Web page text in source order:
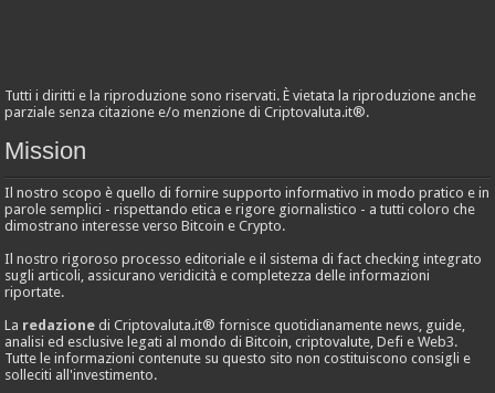
Tutti i diritti e la riproduzione sono riservati. È vietata la riproduzione anche
parziale senza citazione e/o menzione di Criptovaluta.it®.
Mission
Il nostro scopo è quello di fornire supporto informativo in modo pratico e in
parole semplici - rispettando etica e rigore giornalistico - a tutti coloro che
dimostrano interesse verso Bitcoin e Crypto.
Il nostro rigoroso processo editoriale e il sistema di fact checking integrato
sugli articoli, assicurano veridicità e completezza delle informazioni
riportate.
La redazione di Criptovaluta.it® fornisce quotidianamente news, guide,
analisi ed esclusive legati al mondo di Bitcoin, criptovalute, Defi e Web3.
Tutte le informazioni contenute su questo sito non costituiscono consigli e
solleciti all'investimento.